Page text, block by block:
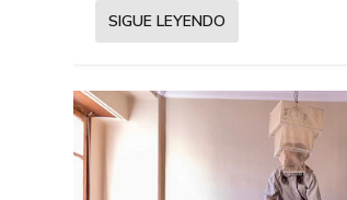
SIGUE LEYENDO